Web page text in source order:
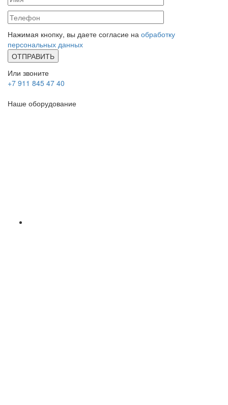
Нажимая кнопку, вы даете согласие на обработку
персональных данных
Или звоните
+7 911 845 47 40
Наше оборудование